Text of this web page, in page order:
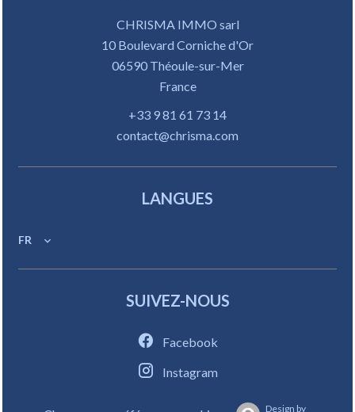
CHRISMA IMMO sarl
10 Boulevard Corniche d'Or
06590Théoule-sur-Mer
France
+33 9 81 61 73 14
contact@chrisma.com
LANGUES
FR
SUIVEZ-NOUS
Facebook
Instagram
Design by